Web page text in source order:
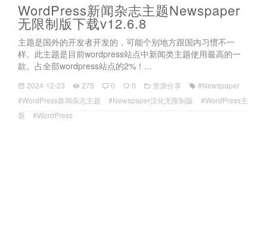
WordPress新闻杂志主题Newspaper
无限制版下载v12.6.8
主题是国外的开发者开发的，可能个别地方跟国内习惯不一
样。此主题是目前wordpress站点中新闻类主题使用最高的一
款。占全部wordpress站点的2%！...
2024-12-23 275 0 0 资源分享
#Newspaper
#WordPress新闻杂志主题
#Newspaper汉化无限制版
#WordPress主
题
#WordPress